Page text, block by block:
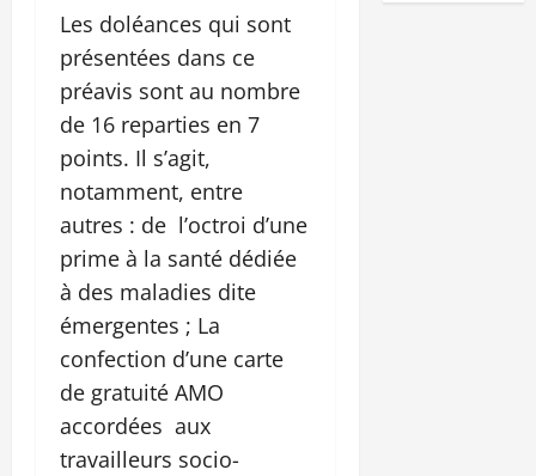
Les doléances qui sont
présentées dans ce
préavis sont au nombre
de 16 reparties en 7
points. Il s’agit,
notamment, entre
autres : de l’octroi d’une
prime à la santé dédiée
à des maladies dite
émergentes ; La
confection d’une carte
de gratuité AMO
accordées aux
travailleurs socio-